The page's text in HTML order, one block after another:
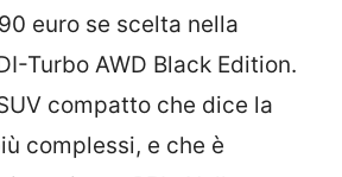
euro se scelta nella
Turbo AWD Black Edition.
compatto che dice la
complessi, e che è